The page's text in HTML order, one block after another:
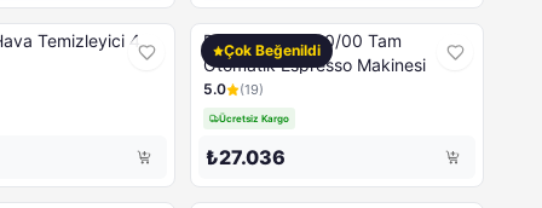
Temizleyici 4
Çok Beğenildi
PHILIPS EP0820/00 Tam
Otomatik Espresso Makinesi
5.0 (19)
Ücretsiz Kargo
₺27.036